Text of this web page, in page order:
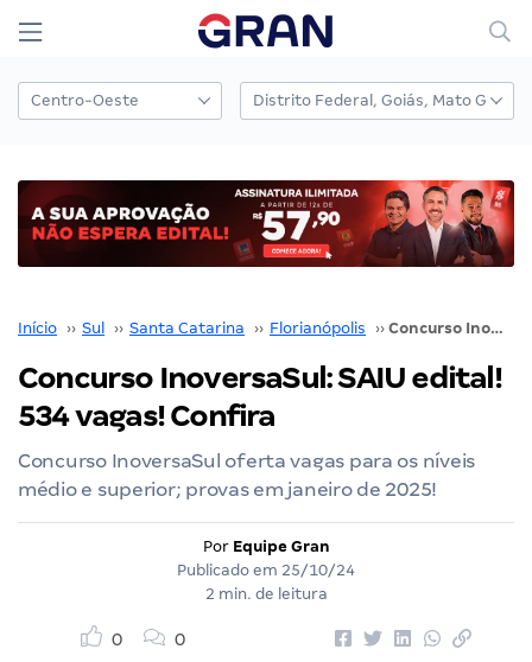
Início ›› Sul ›› Santa Catarina ›› Florianópolis ›› Concurso InoversaSul: SAIU edital! 534 vagas! Confira
Concurso InoversaSul: SAIU edital!
534 vagas! Confira
Concurso InoversaSul oferta vagas para os níveis
médio e superior; provas em janeiro de 2025!
Por Equipe Gran
Publicado em 25/10/24
2 min. de leitura
0 0